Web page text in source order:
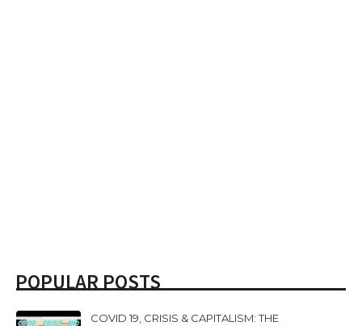
POPULAR POSTS
COVID 19, CRISIS & CAPITALISM: THE